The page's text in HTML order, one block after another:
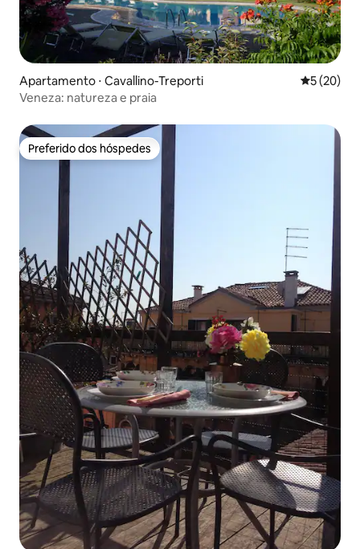
Apartamento ⋅ Cavallino-Treporti 5 de uma
5 (20)
Veneza: natureza e praia
Preferido dos hóspedes
Preferido dos hóspedes